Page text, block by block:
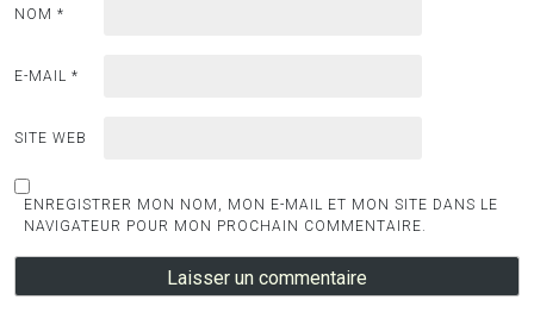
NOM *
E-MAIL *
SITE WEB
ENREGISTRER MON NOM, MON E-MAIL ET MON SITE DANS LE
NAVIGATEUR POUR MON PROCHAIN COMMENTAIRE.